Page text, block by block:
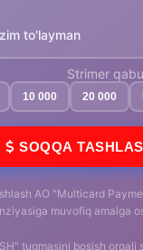
to'layman
Strimer
10 000 20 000
SOQQA
AO "Multicard
muvofiq amalga
tugmasini bosish orqali